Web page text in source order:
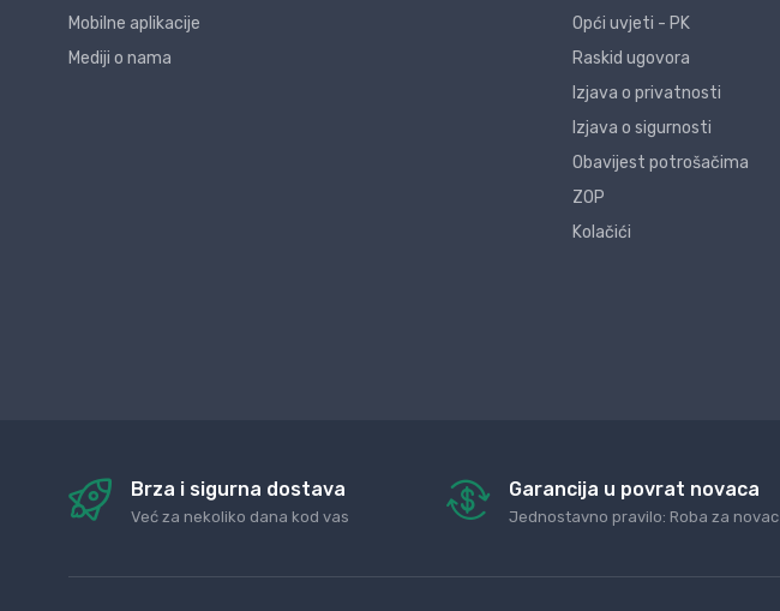
Mobilne aplikacije
Mediji o nama
Opći uvjeti - PK
Raskid ugovora
Izjava o privatnosti
Izjava o sigurnosti
Obavijest potrošačima
ZOP
Kolačići
Brza i sigurna dostava
Već za nekoliko dana kod vas
Garancija u povrat novaca
Jednostavno pravilo: Roba za novac